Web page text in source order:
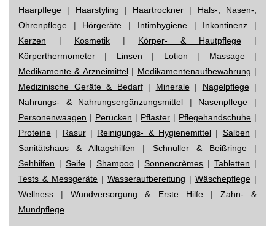
Haarpflege | Haarstyling | Haartrockner | Hals-, Nasen-,
Ohrenpflege | Hörgeräte | Intimhygiene| Inkontinenz |
Kerzen | Kosmetik | Körper- & Hautpflege |
Körperthermometer | Linsen | Lotion | Massage|
Medikamente & Arzneimittel| Medikamentenaufbewahrung |
Medizinische Geräte & Bedarf| Minerale| Nagelpflege|
Nahrungs- & Nahrungsergänzungsmittel | Nasenpflege |
Personenwaagen | Perücken | Pflaster | Pflegehandschuhe |
Proteine | Rasur| Reinigungs- & Hygienemittel | Salben |
Sanitätshaus & Alltagshilfen | Schnuller & Beißringe|
Sehhilfen | Seife| Shampoo|Sonnencrèmes |Tabletten |
Tests & Messgeräte | Wasseraufbereitung | Wäschepflege |
Wellness |Wundversorgung & Erste Hilfe| Zahn- &
Mundpflege